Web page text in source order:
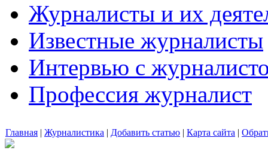
Журналисты и их
Известные журналисты
Интервью с
Профессия журналист
Главная | Журналистика | Добавить статью | Карта сайта |